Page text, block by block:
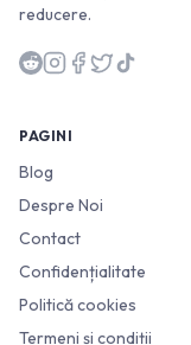
reducere.
PAGINI
Blog
Despre Noi
Contact
Confidențialitate
Politică cookies
Termeni și condiții